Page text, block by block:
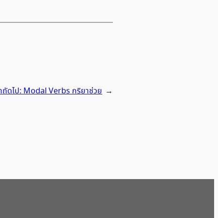
ถัดไป:Modal Verbs กริยาช่วย →